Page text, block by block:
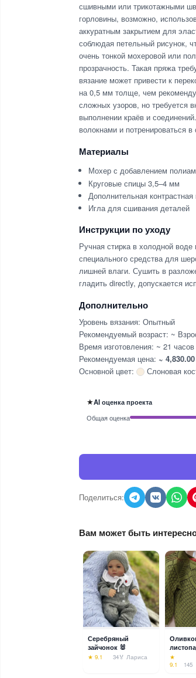
сшивными или трикотажными
горловины, возможно,
аккуратным закрытием для
соблюдая петельный рисунок,
очень тонкой мохеровой или
прозрачность. Такая пряжа
вязание может привести к
на 0,5 мм толще, чем
сложных узоров, но требуется
выполнении краёв и
волокнами и потренироваться
Материалы
Мохер с добавлением
Круговые спицы 3,5–4 мм
Дополнительная
Игла для сшивания деталей
Инструкции по уходу
Ручная стирка в холодной
специального средства для
лишней влаги. Сушить в
гладить directly, допускается
Дополнительно
Уровень вязания: Опытный
Рекомендуемый возраст: ~
Время изготовления: ~ 21 часов
Рекомендуемая цена: ~
Основной цвет:
Слоновая
★AI оценка проекта
Общая оценка
Поделиться:
Вам может быть
Серебряный
зайчонок 🐰
★ 9.1 34🏅 Лариса
★
9.1
145